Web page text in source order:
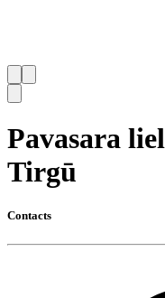
Pavasara
Tirgū
Contacts